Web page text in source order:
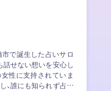
で誕生した占いサロ
話せない想いを安心し
性に支持されていま
、誰にも知られず占い